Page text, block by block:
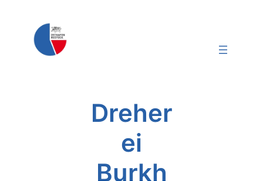
Dreher
ei
Burkh